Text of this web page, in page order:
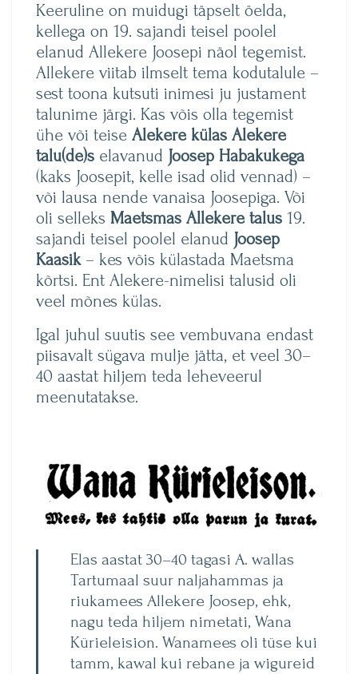
Keeruline on muidugi täpselt öelda,
kellega on 19. sajandi teisel poolel
elanud Allekere Joosepi näol tegemist.
Allekere viitab ilmselt tema kodutalule –
sest toona kutsuti inimesi ju justament
talunime järgi. Kas võis olla tegemist
ühe või teise Alekere külas Alekere
talu(de)s elavanud Joosep Habakukega
(kaks Joosepit, kelle isad olid vennad) –
või lausa nende vanaisa Joosepiga. Või
oli selleks Maetsmas Allekere talus 19.
sajandi teisel poolel elanud Joosep
Kaasik– kes võis külastada Maetsma
kõrtsi. Ent Alekere-nimelisi talusid oli
veel mõnes külas.
Igal juhul suutis see vembuvana endast
piisavalt sügava mulje jätta, et veel 30–
40 aastat hiljem teda leheveerul
meenutatakse.
Elas aastat 30–40 tagasi A. wallas
Tartumaal suur naljahammas ja
riukamees Allekere Joosep, ehk,
nagu teda hiljem nimetati, Wana
Kürieleision. Wanamees oli tüse kui
tamm, kawal kui rebane ja wigureid